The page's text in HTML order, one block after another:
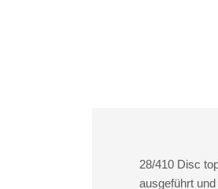
28/410 Disc
ausgeführt